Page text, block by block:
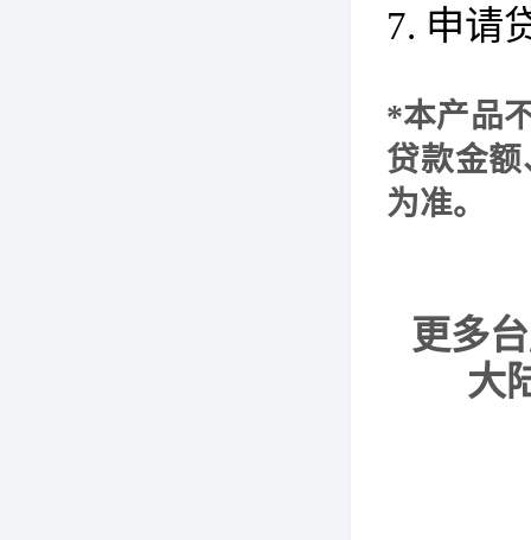
7. 申请
*本产品
贷款金
为准。
更多
大